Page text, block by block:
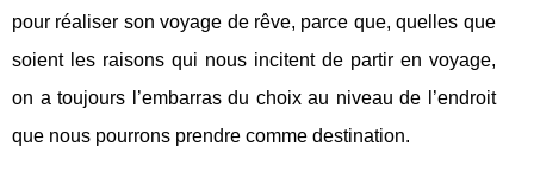
pour réaliser son voyage de rêve, parce que, quelles que
soient les raisons qui nous incitent de partir en voyage,
on a toujours l’embarras du choix au niveau de l’endroit
que nous pourrons prendre comme destination.